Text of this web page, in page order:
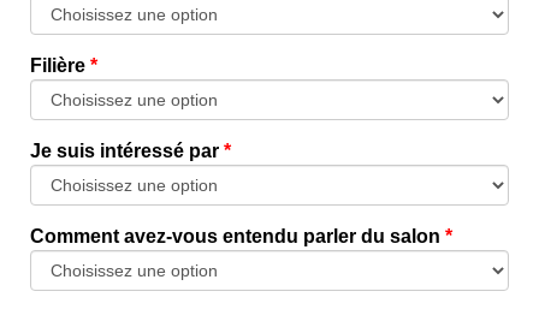
Filière *
Je suis intéressé par *
Comment avez-vous entendu parler du salon *